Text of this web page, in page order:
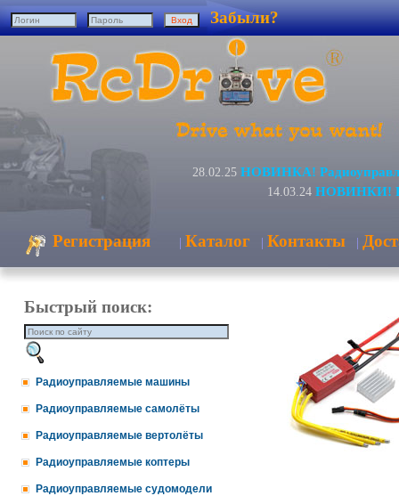
Забыли?
28.02.25 НОВИНКА!
14.03.24 НОВИНКИ!
Регистрация | Каталог | Контакты |
Быстрый поиск:
Радиоуправляемые машины
Радиоуправляемые самолёты
Радиоуправляемые вертолёты
Радиоуправляемые коптеры
Радиоуправляемые судомодели